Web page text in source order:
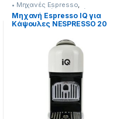
• Μηχανές Espresso,
Προετοιμασία Πρωινού
Μηχανή Espresso IQ για
Κάψουλες NESPRESSO 20